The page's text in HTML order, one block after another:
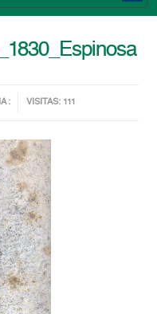
: VISITAS: 111